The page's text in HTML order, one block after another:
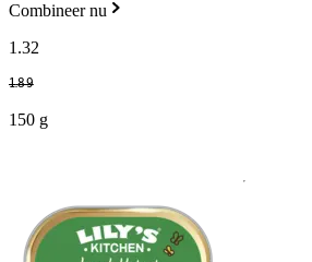
Combineer nu
1 .32
1.89
150 g